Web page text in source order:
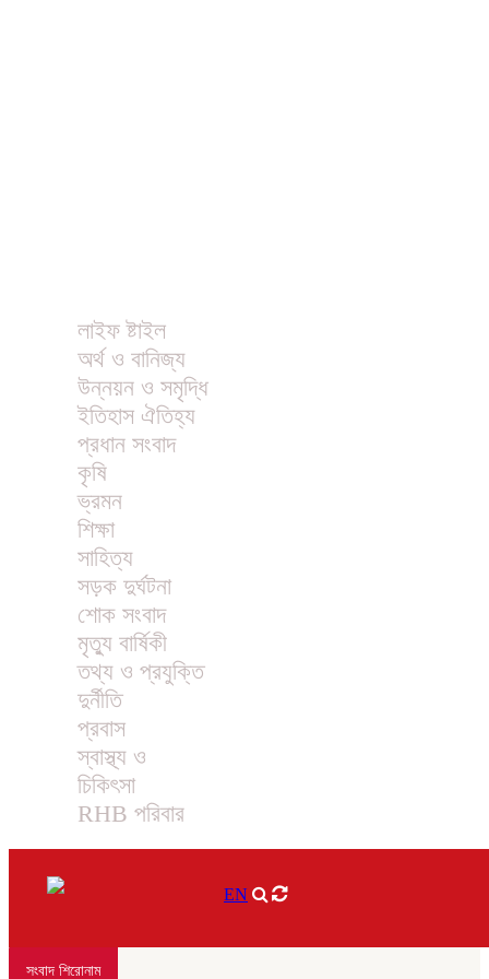
লাইফ ষ্টাইল
অর্থ ও বানিজ্য
উন্নয়ন ও সমৃদ্ধি
ইতিহাস ঐতিহ্য
প্রধান সংবাদ
কৃষি
ভ্রমন
শিক্ষা
সাহিত্য
সড়ক দুর্ঘটনা
শোক সংবাদ
মৃত্যু বার্ষিকী
তথ্য ও প্রযুক্তি
দুর্নীতি
প্রবাস
স্বাস্থ্য ও
চিকিৎসা
RHB পরিবার
EN
সংবাদ শিরোনাম